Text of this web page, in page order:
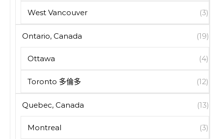
West Vancouver (3)
Ontario, Canada (19)
Ottawa (4)
Toronto 多倫多 (12)
Quebec, Canada (13)
Montreal (3)